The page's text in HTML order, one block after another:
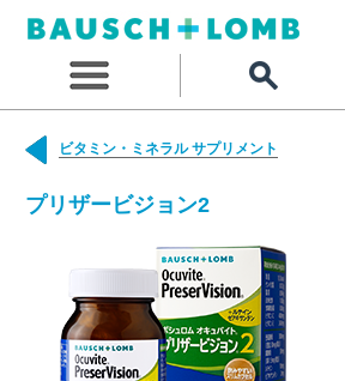
ビタミン・ミネラル サプリメント
プリザービジョン2